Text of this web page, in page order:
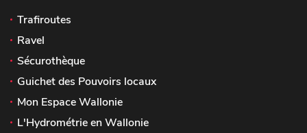
Trafiroutes
Ravel
Sécurothèque
Guichet des Pouvoirs locaux
Mon Espace Wallonie
L'Hydrométrie en Wallonie